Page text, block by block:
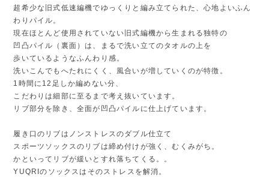
超希少な旧式低速編機でゆっくりと編み立てられた、心地よいふん
わりパイル。
現在ほとんど使用されていない旧式編機から生まれる独特の
凹凸パイル（裏面）は、まるで洗い立てのタオルの上を
歩いているようなふんわり感。
洗いこんでもへたれにくく、風合いが増していくのが特徴。
1時間に12足しか編めない分、
こだわりは細部に至るまで考え抜いています。
リブ部分を除き、全面が凹凸パイルに仕上げています。
履き口のリブはノンストレスのダブル仕立て
スポーツソックスのリブは締め付けが強く、むくみがち。
かといってリブが緩いとすれ落ちてくる。。
YUQRIのソックスはそのストレスを解消。